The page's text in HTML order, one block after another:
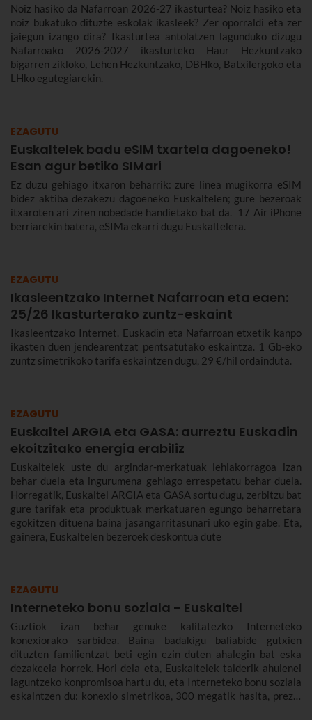
Noiz hasiko da Nafarroan 2026-27 ikasturtea? Noiz hasiko eta
noiz bukatuko dituzte eskolak ikasleek? Zer oporraldi eta zer
jaiegun izango dira? Ikasturtea antolatzen lagunduko dizugu
Nafarroako 2026-2027 ikasturteko Haur Hezkuntzako
bigarren zikloko, Lehen Hezkuntzako, DBHko, Batxilergoko eta
LHko egutegiarekin.
EZAGUTU
Euskaltelek badu eSIM txartela dagoeneko!
Esan agur betiko SIMari
Ez duzu gehiago itxaron beharrik: zure linea mugikorra eSIM
bidez aktiba dezakezu dagoeneko Euskaltelen; gure bezeroak
itxaroten ari ziren nobedade handietako bat da. 17 Air iPhone
berriarekin batera, eSIMa ekarri dugu Euskaltelera.
EZAGUTU
Ikasleentzako Internet Nafarroan eta eaen:
25/26 Ikasturterako zuntz-eskaint
Ikasleentzako Internet. Euskadin eta Nafarroan etxetik kanpo
ikasten duen jendearentzat pentsatutako eskaintza. 1 Gb-eko
zuntz simetrikoko tarifa eskaintzen dugu, 29 €/hil ordainduta.
EZAGUTU
Euskaltel ARGIA eta GASA: aurreztu Euskadin
ekoitzitako energia erabiliz
Euskaltelek uste du argindar-merkatuak lehiakorragoa izan
behar duela eta ingurumena gehiago errespetatu behar duela.
Horregatik, Euskaltel ARGIA eta GASA sortu dugu, zerbitzu bat
gure tarifak eta produktuak merkatuaren egungo beharretara
egokitzen dituena baina jasangarritasunari uko egin gabe. Eta,
gainera, Euskaltelen bezeroek deskontua dute
EZAGUTU
Interneteko bonu soziala - Euskaltel
Guztiok izan behar genuke kalitatezko Interneteko
konexiorako sarbidea. Baina badakigu baliabide gutxien
dituzten familientzat beti egin ezin duten ahalegin bat eska
dezakeela horrek. Hori dela eta, Euskaltelek talderik ahulenei
laguntzeko konpromisoa hartu du, eta Interneteko bonu soziala
eskaintzen du: konexio simetrikoa, 300 megatik hasita, prezio